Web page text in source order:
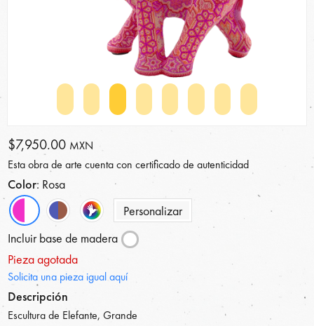
$7,950.00 MXN
Esta obra de arte cuenta con certificado de autenticidad
Color: Rosa
Personalizar
Incluir base de madera
Pieza agotada
Solicita una pieza igual aquí
Descripción
Escultura de Elefante, Grande